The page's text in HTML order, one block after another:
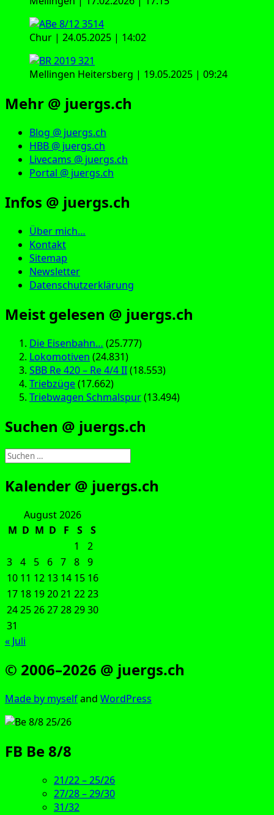
Chur | 24.05.2025 | 14:02
Mellingen Heitersberg | 19.05.2025 | 09:24
Mehr @ juergs.ch
Blog @ juergs.ch
HBB @ juergs.ch
Livecams @ juergs.ch
Portal @ juergs.ch
Infos @ juergs.ch
Über mich…
Kontakt
Sitemap
Newsletter
Datenschutzerklärung
Meist gelesen @ juergs.ch
Die Eisenbahn… (25.777)
Lokomotiven (24.831)
SBB Re 420 – Re 4/4 II(18.553)
Triebzüge(17.662)
Triebwagen Schmalspur(13.494)
Suchen @ juergs.ch
Suchen
nach:
Kalender @ juergs.ch
August 2026
M D M D F S
S
1
2
3 4 5 6 7 8 9
10 11 12 13 14 15 16
17 18 192021 2223
24252627282930
31
« Juli
© 2006–2026 @ juergs.ch
Made by mys­elfand Word­Press
FB Be 8/8
21/22 – 25/26
27/28 – 29/30
31/32